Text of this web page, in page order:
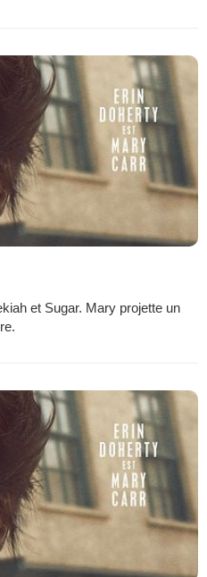
et Sugar. Mary projette un